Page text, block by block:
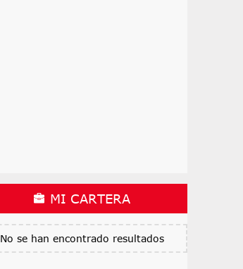
MI CARTERA
No se han encontrado resultados